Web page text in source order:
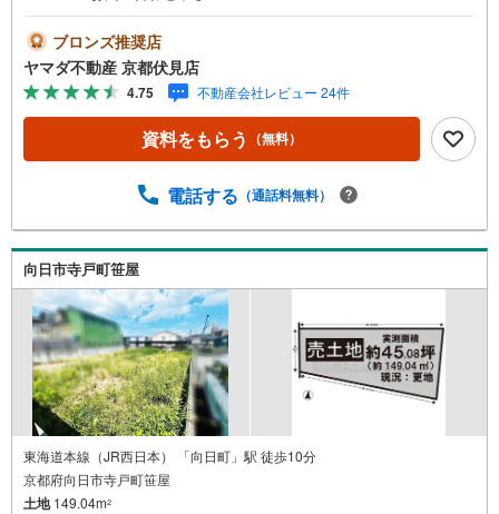
ブロンズ推奨店
ヤマダ不動産 京都伏見店
4.75 不動産会社レビュー 24件
資料をもらう （無料）
電話する （通話料無料）
向日市寺戸町笹屋
東海道本線（JR西日本） 「向日町」駅 徒歩10分
京都府向日市寺戸町笹屋
土地149.04m2